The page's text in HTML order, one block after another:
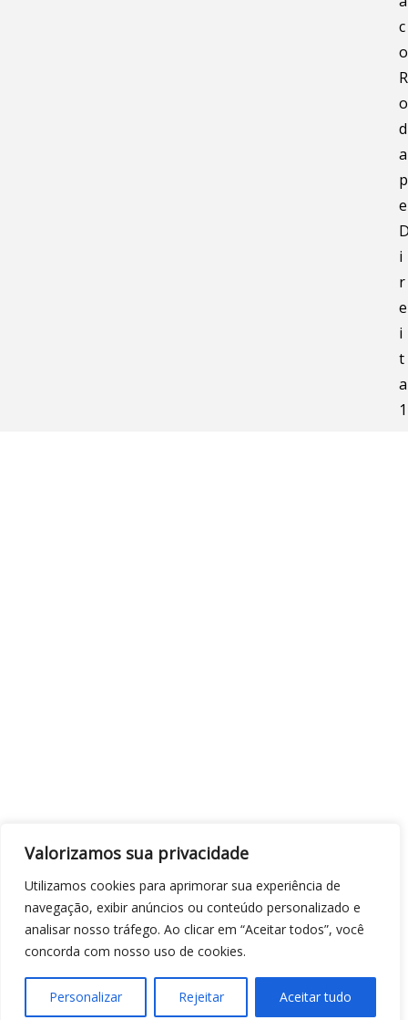
Valorizamos sua privacidade
Utilizamos cookies para aprimorar sua experiência de
navegação, exibir anúncios ou conteúdo personalizado e
analisar nosso tráfego. Ao clicar em “Aceitar todos”, você
concorda com nosso uso de cookies.
Personalizar Rejeitar Aceitar tudo